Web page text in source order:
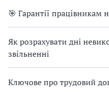
🎯 Гарантії працівникам
Як розрахувати дні
звільненні
Ключове про трудовий